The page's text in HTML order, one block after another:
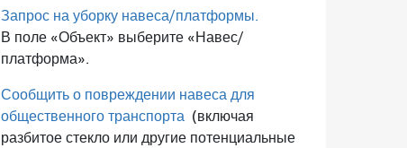
Запрос на уборку навеса/платформы.
В поле «Объект» выберите «Навес/
платформа».
Сообщить о повреждении навеса для
общественного транспорта(включая
разбитое стекло или другие потенциальные